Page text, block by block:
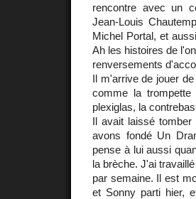
rencontre avec un
Jean-Louis
Michel Portal, et
Ah les histoires de
renversements
Il m'arrive de jouer
comme la
plexiglas, la
Il avait laissé
avons fondé Un
pense à lui aussi
la brèche. J'ai
par semaine. Il est
et Sonny parti hier,